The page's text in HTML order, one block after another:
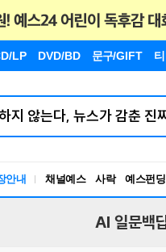
LP DVD/BD 문구/GIFT
안내 채널예스 사락 예스펀딩
AI 일문백